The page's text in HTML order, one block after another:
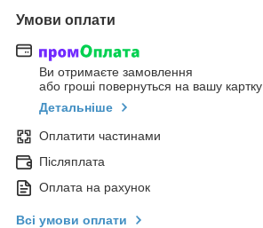
Умови оплати
Ви отримаєте замовлення
або гроші повернуться на вашу картку
Детальніше
Оплатити частинами
Післяплата
Оплата на рахунок
Всі умови оплати